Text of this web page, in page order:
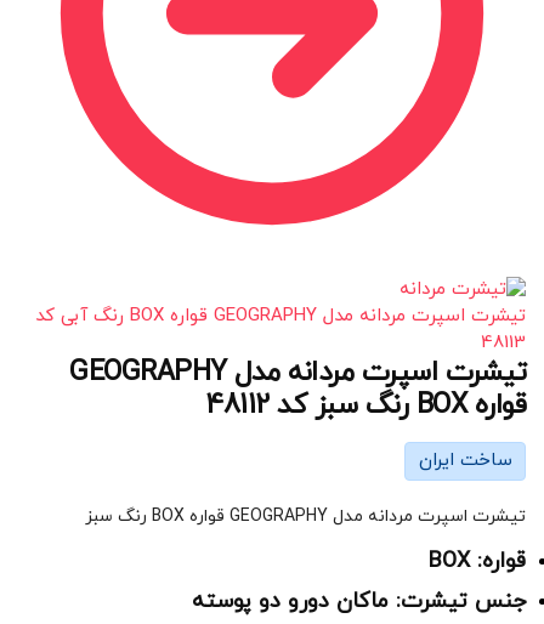
تیشرت اسپرت مردانه مدل GEOGRAPHY قواره BOX رنگ آبی کد
48113
تیشرت اسپرت مردانه مدل GEOGRAPHY
قواره BOX رنگ سبز کد 48112
ساخت ایران
تیشرت اسپرت مردانه مدل GEOGRAPHY قواره BOX رنگ سبز
قواره: BOX
جنس تیشرت: ماکان دورو دو پوسته